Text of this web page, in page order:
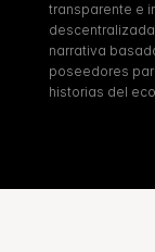
transparente e
narrativa
poseedores
historias del